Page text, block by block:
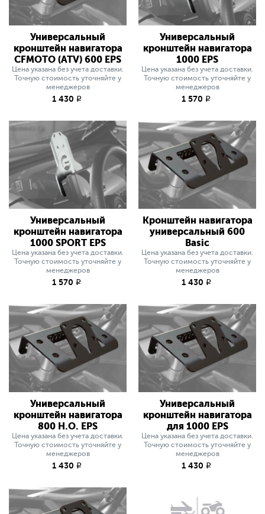
Универсальный
кронштейн навигатора
CFMOTO (ATV) 600 EPS
Цена указана без учета доставки.
Точную стоимость уточняйте у
менеджеров
1 430 q
Универсальный
кронштейн навигатора
1000 EPS
Цена указана без учета доставки.
Точную стоимость уточняйте у
менеджеров
1 570 q
Универсальный
кронштейн навигатора
1000 SPORT EPS
Цена указана без учета доставки.
Точную стоимость уточняйте у
менеджеров
1 570 q
Кронштейн навигатора
универсальный 600
Basic
Цена указана без учета доставки.
Точную стоимость уточняйте у
менеджеров
1 430 q
Универсальный
кронштейн навигатора
800 H.O. EPS
Цена указана без учета доставки.
Точную стоимость уточняйте у
менеджеров
1 430 q
Универсальный
кронштейн навигатора
для 1000 EPS
Цена указана без учета доставки.
Точную стоимость уточняйте у
менеджеров
1 430 q